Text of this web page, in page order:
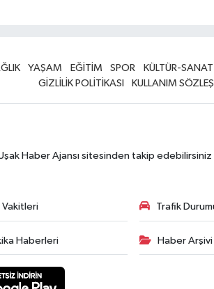
YAŞAM EĞİTİM SPOR KÜLTÜR-SANAT
GİZLİLİK POLİTİKASI
KULLANIM
Haber Ajansı sitesinden takip edebilirsiniz
Vakitleri Trafik
Haberleri Haber Arşivi